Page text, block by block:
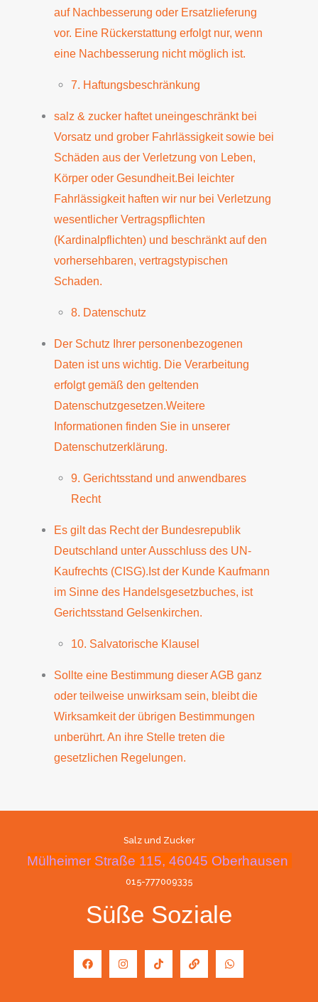
auf Nachbesserung oder Ersatzlieferung
vor. Eine Rückerstattung erfolgt nur, wenn
eine Nachbesserung nicht möglich ist.
7. Haftungsbeschränkung
salz & zucker haftet uneingeschränkt bei
Vorsatz und grober Fahrlässigkeit sowie bei
Schäden aus der Verletzung von Leben,
Körper oder Gesundheit.Bei leichter
Fahrlässigkeit haften wir nur bei Verletzung
wesentlicher Vertragspflichten
(Kardinalpflichten) und beschränkt auf den
vorhersehbaren, vertragstypischen
Schaden.
8. Datenschutz
Der Schutz Ihrer personenbezogenen
Daten ist uns wichtig. Die Verarbeitung
erfolgt gemäß den geltenden
Datenschutzgesetzen.Weitere
Informationen finden Sie in unserer
Datenschutzerklärung.
9. Gerichtsstand und anwendbares
Recht
Es gilt das Recht der Bundesrepublik
Deutschland unter Ausschluss des UN-
Kaufrechts (CISG).Ist der Kunde Kaufmann
im Sinne des Handelsgesetzbuches, ist
Gerichtsstand Gelsenkirchen.
10. Salvatorische Klausel
Sollte eine Bestimmung dieser AGB ganz
oder teilweise unwirksam sein, bleibt die
Wirksamkeit der übrigen Bestimmungen
unberührt. An ihre Stelle treten die
gesetzlichen Regelungen.
Salz und Zucker
Mülheimer Straße 115, 46045 Oberhausen
015-777009335
Süße Soziale